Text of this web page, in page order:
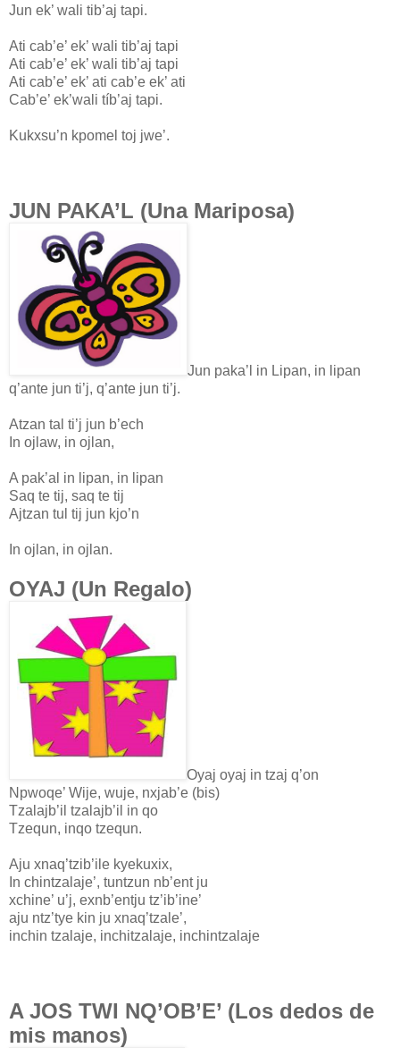
Jun ek’ wali tib’aj tapi.
Ati cab’e’ ek’ wali tib’aj tapi
Ati cab’e’ ek’ wali tib’aj tapi
Ati cab’e’ ek’ ati cab’e ek’ ati
Cab’e’ ek’wali tíb’aj tapi.
Kukxsu’n kpomel toj jwe’.
JUN PAKA’L (Una Mariposa)
Jun paka’l in Lipan, in lipan
q’ante jun ti’j, q’ante jun ti’j.
Atzan tal ti’j jun b’ech
In ojlaw, in ojlan,
A pak’al in lipan, in lipan
Saq te tij, saq te tij
Ajtzan tul tij jun kjo’n
In ojlan, in ojlan.
OYAJ (Un Regalo)
Oyaj oyaj in tzaj q’on
Npwoqe’ Wije, wuje, nxjab’e (bis)
Tzalajb’il tzalajb’il in qo
Tzequn, inqo tzequn.
Aju xnaq’tzib’ile kyekuxix,
In chintzalaje’, tuntzun nb’ent ju
xchine’ u’j, exnb’entju tz’ib’ine’
aju ntz’tye kin ju xnaq’tzale’,
inchin tzalaje, inchitzalaje, inchintzalaje
A JOS TWI NQ’OB’E’ (Los dedos de
mis manos)